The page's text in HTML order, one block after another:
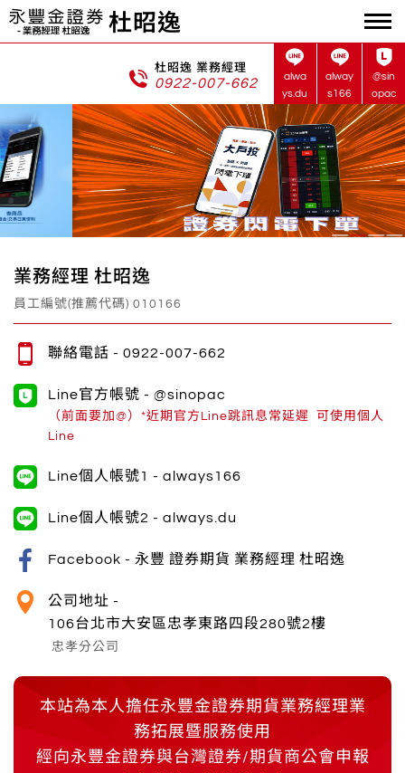
杜昭逸
杜昭逸 業務經理
0922-007-662
alwa
ys.du
alway
s166
@sin
opac
業務經理 杜昭逸
員工編號(推薦代碼) 010166
聯絡電話 - 0922-007-662
Line官方帳號 - @sinopac
（前面要加@）*近期官方Line跳訊息常延遲 可使用個人
Line
Line個人帳號1 - always166
Line個人帳號2 - always.du
Facebook - 永豐 證券期貨 業務經理 杜昭逸
公司地址 -
106台北市大安區忠孝東路四段280號2樓
忠孝分公司
本站為本人擔任永豐金證券期貨業務經理業
務拓展暨服務使用
經向永豐金證券與台灣證券/期貨商公會申報